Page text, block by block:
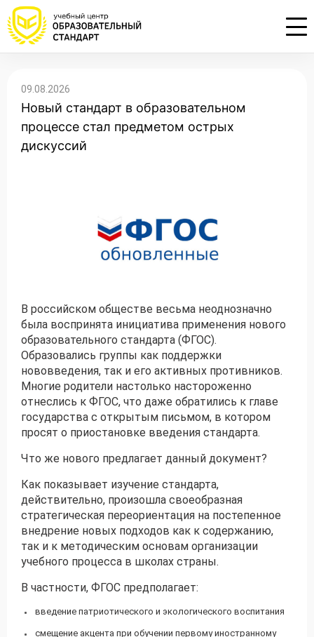
09.08.2026
Новый стандарт в образовательном
процессе стал предметом острых
дискуссий
В российском обществе весьма неоднозначно
была воспринята инициатива применения нового
образовательного стандарта (ФГОС).
Образовались группы как поддержки
нововведения, так и его активных противников.
Многие родители настолько настороженно
отнеслись к ФГОС, что даже обратились к главе
государства с открытым письмом, в котором
просят о приостановке введения стандарта.
Что же нового предлагает данный документ?
Как показывает изучение стандарта,
действительно, произошла своеобразная
стратегическая переориентация на постепенное
внедрение новых подходов как к содержанию,
так и к методическим основам организации
учебного процесса в школах страны.
В частности, ФГОС предполагает:
введение патриотического и экологического воспитания
смещение акцента при обучении первому иностранному
Подать заявку на обучение
Оставьте свои данные, наши специалисты
свяжутся с Вами
Приложите документы
Получить консультацию
Даю согласие наобработку персональных
данныхиe-mail рассылку
Откликнуться на резюме
Оставьте свои данные, наши специалисты
свяжутся с Вами
Приложите документы
Получить консультацию
Даю согласие на обработку персональных
данныхиe-mail рассылку
Проконсультируем по НМО с
начислением баллов 14 ЗЕТ
Оставьте свои данные, наши специалисты
Получить консультацию
Даю согласие наобработку персональных
данныхи e-mail рассылку